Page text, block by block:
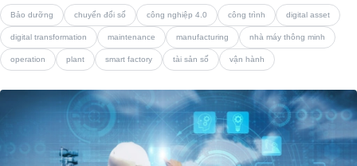
Bảo dưỡng chuyển đổi số công nghiệp 4.0 công trình digital asset
digital transformation maintenance manufacturing nhà máy thông minh
operation plant smart factory tài sản số vận hành